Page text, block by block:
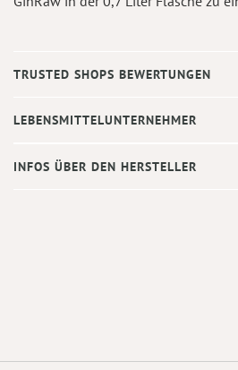
TRUSTED SHOPS BEWERTUNGEN
LEBENSMITTELUNTERNEHMER
INFOS ÜBER DEN HERSTELLER